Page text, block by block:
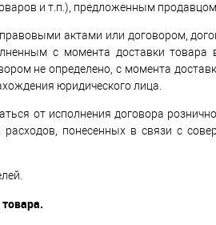
и т.п.), предложенным
актами или договором,
с момента доставки товара
не определено, с момента
юридического лица.
от исполнения договора
понесенных в связи с